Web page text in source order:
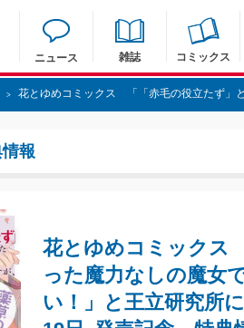
ニュース 雑誌 コミックス
> 花とゆめコミックス 「「赤毛の役立たず」とクビ
報
花とゆめコミックス
った魔力なしの魔女
い！」と王立研究